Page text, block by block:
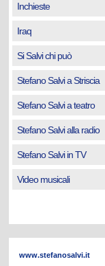
Inchieste
Iraq
Si Salvi chi può
Stefano Salvi a Striscia
Stefano Salvi a teatro
Stefano Salvi alla radio
Stefano Salvi in TV
Video musicali
www.stefanosalvi.it